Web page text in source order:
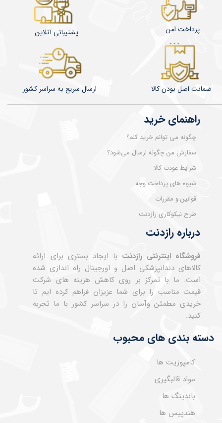
درباره رازدنت
فروشگاه اینترنتی رازدنت با ایجاد بستری برای ارائه
کالاهای دندانپزشکی اصل و اورجینال راه اندازی شده
است. ما با تمرکز بر روی کاهش هزینه های شرکت
قیمت مناسب را برای شما عزیزان فراهم کرده ایم تا
خریدی مطمئن وآسان را در سراسر کشور با ما تجربه
کنید.
راهنمای خرید
چگونه می توانم خرید کنم؟
سفارش من چگونه ارسال می‌شود؟
شرایط عودت کالا
شیوه های پرداخت وجه
قوانین و مقررات
طرح نیکوکاری رازدنت
دسته بندی های محبوب
کامپوزیت ها
مواد قالبگیری
باندینگ ها
هندپیس ها
​​​​ارسال سریع به سراسر کشور ضمانت اصل بودن کالا
پشتیبانی آنلاین پرداخت امن